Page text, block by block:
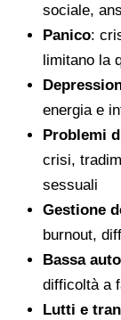
sociale,
Panico:
limitano la
energia e
Problemi
crisi,
sessuali
Gestione
burnout,
Bassa
difficoltà a
Lutti e